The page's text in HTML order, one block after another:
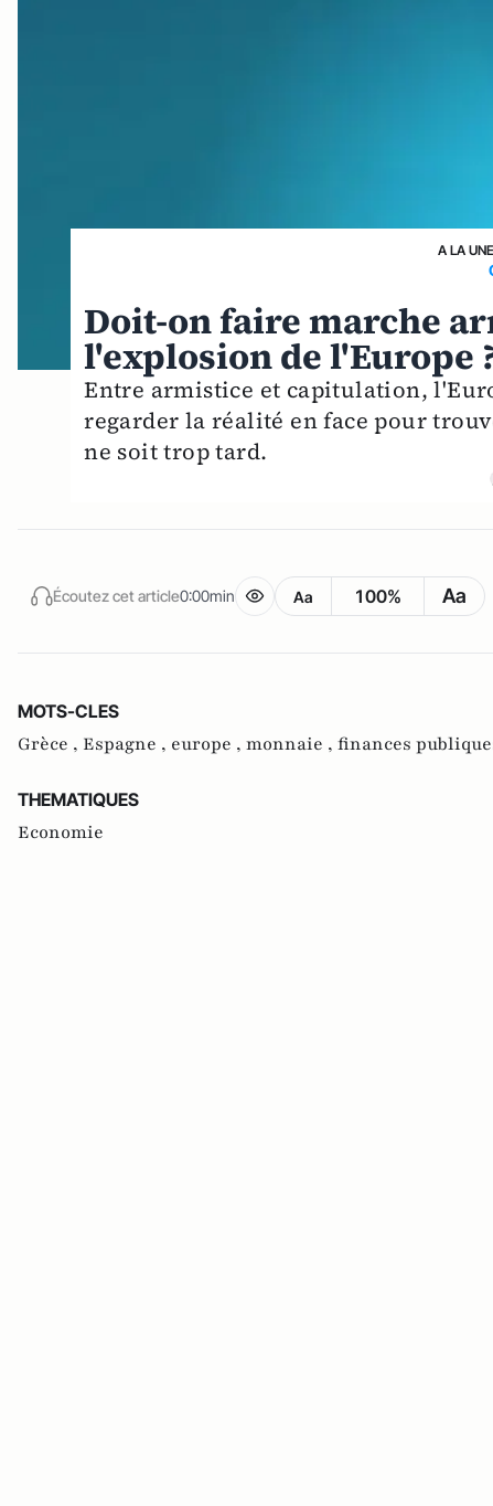
A LA UNE
Doit-on faire marche
l'explosion de l'Europe
Entre armistice et capitulation,
regarder la réalité en face pour
ne soit trop tard.
Écoutez cet article0:00min Aa 100% Aa
MOTS-CLES
Grèce , Espagne , europe , monnaie , finances
THEMATIQUES
Economie